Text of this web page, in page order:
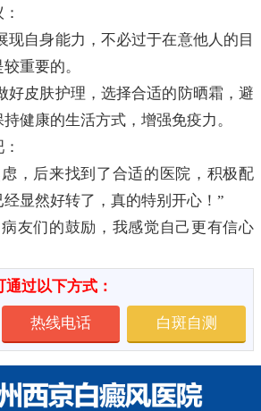
现自身能力，不必过于在意他人的目
重要的。
好皮肤护理，选择合适的防晒霜，避
健康的生活方式，增强免疫力。
，后来找到了合适的医院，积极配
显然好转了，真的特别开心！”
友们的鼓励，我感觉自己更有信心
过以下方式：
热线电话 白斑自测